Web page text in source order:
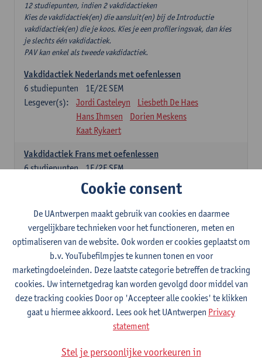
12 studiepunten, indien 2 vakdidactieken
Kies de vakdidactiek(en) die aansluit(en) bij de Introductie
vakdidactiek(en) die je koos. Kies je een profileringsvak, dan kies
je slechts één vakdidactiek.
PAV kan enkel als tweede vakdidactiek.
Vakdidactiek Nederlands met oefenlessen
1E/2E SEM
6 studiepunten
Lesgever(s):
Jordi Casteleyn
Liesbeth De Haes
Hans Ihmsen
Dorien Meskens
Kaat Rykaert
Vakdidactiek Frans met oefenlessen
1E/2E SEM
6studiepunten
Mathea Simons
Veronik Bogaert
Mark Demyttenaere
Yann Morard
Karen Van De Putte
Vakdidactiek Engels met oefenlessen
1E/2E SEM
6studiepunten
Lesgever(s):
Tom Smits
Ellen De Breuker
Nele Kempenaers
Joke Prinsen
Vakdidactiek Duits met oefenlessen
1E/2E SEM
6studiepunten
Tom Smits Marise Van Tendeloo
Vakdidactiek Nederlands niet-thuistaal met oefenlessen
Cookie consent
De UAntwerpen maakt gebruik van cookies en daarmee
vergelijkbare technieken voor het functioneren, meten en
optimaliseren van de website. Ook worden er cookies geplaatst om
b.v. YouTubefilmpjes te kunnen tonen en voor
marketingdoeleinden. Deze laatste categorie betreffen de tracking
cookies. Uw internetgedrag kan worden gevolgd door middel van
deze tracking cookies Door op 'Accepteer alle cookies' te klikken
gaat u hiermee akkoord. Lees ook het UAntwerpen Privacy
statement
Stel je persoonlijke voorkeuren in